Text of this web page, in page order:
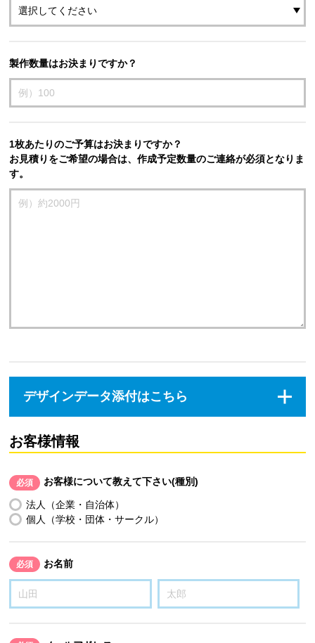
製作数量はお決まりですか？
1枚あたりのご予算はお決まりですか？
お見積りをご希望の場合は、作成予定数量のご連絡が必須となりま
す。
デザインデータ添付はこちら
お客様情報
必須 お客様について教えて下さい(種別)
法人（企業・自治体）
個人（学校・団体・サークル）
必須 お名前